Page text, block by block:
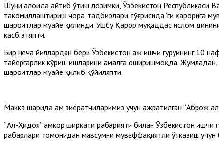
Шуни алоҳида айтиб ўтиш лозимки, Ўзбекистон Республикаси
такомиллаштириш чора-тадбирлари тўғрисида”ги қарорига
шароитлар муҳайё қилинди. Ушбу Қарор муқаддас ислом
касб этяпти.
Бир неча йиллардан бери Ўзбекистон ҳаж ишчи гуруҳининг 10
тайёргарлик кўриш ишларини амалга оширишмоқда.
шароитлар муҳайё қилиб қўйиляпти.
Макка шаҳрида ҳам зиёратчиларимиз учун ажратилган “Аброж
“Ал-Ҳидоя” ҳамкор ширкати раҳбарияти билан Ўзбекистон
раҳбарлари томонидан мавсумни муваффақиятли ўтказиш